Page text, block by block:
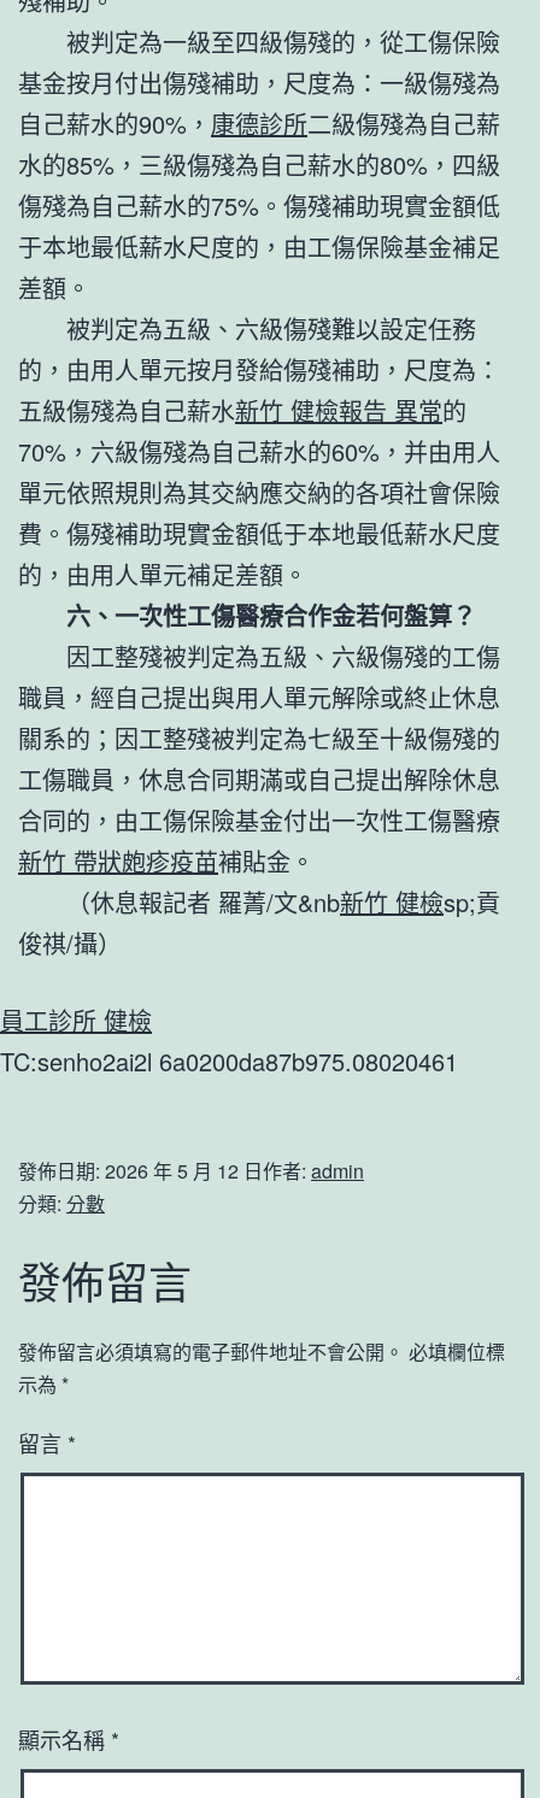
被判定為一級至四級傷殘的，從工傷保險
基金按月付出傷殘補助，尺度為：一級傷殘為
自己薪水的90%， 康德診所二級傷殘為自己薪
水的85%，三級傷殘為自己薪水的80%，四級
傷殘為自己薪水的75%。傷殘補助現實金額低
于本地最低薪水尺度的，由工傷保險基金補足
差額。
被判定為五級、六級傷殘難以設定任務
的，由用人單元按月發給傷殘補助，尺度為：
五級傷殘為自己薪水新竹 健檢報告 異常的
70%，六級傷殘為自己薪水的60%，并由用人
單元依照規則為其交納應交納的各項社會保險
費。傷殘補助現實金額低于本地最低薪水尺度
的，由用人單元補足差額。
六、一次性工傷醫療合作金若何盤算？
因工整殘被判定為五級、六級傷殘的工傷
職員，經自己提出與用人單元解除或終止休息
關系的；因工整殘被判定為七級至十級傷殘的
工傷職員，休息合同期滿或自己提出解除休息
合同的，由工傷保險基金付出一次性工傷醫療
新竹 帶狀皰疹疫苗補貼金。
（休息報記者 羅菁/文&nb新竹 健檢sp;貢
俊祺/攝）
員工診所 健檢
TC:senho2ai2l 6a0200da87b975.08020461
發佈日期: 2026 年 5 月 12 日作者: admin
分類: 分數
發佈留言
發佈留言必須填寫的電子郵件地址不會公開。 必填欄位標
示為 *
留言 *
顯示名稱 *